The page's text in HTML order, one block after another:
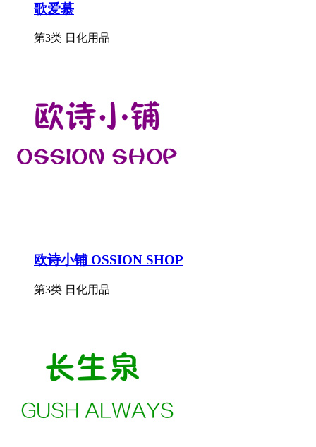
歌爱慕
第3类 日化用品
欧诗小铺 OSSION SHOP
第3类 日化用品